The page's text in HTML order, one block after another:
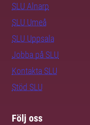
SLU Alnarp
SLU Umeå
SLU Uppsala
Jobba på SLU
Kontakta SLU
Stöd SLU
Följ oss